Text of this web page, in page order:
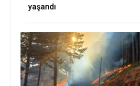
yaşandı